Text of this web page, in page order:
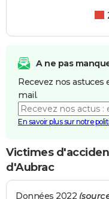
A ne pas
Recevez nos
mail.
En savoir plus sur notre
Victimes
d'Aubrac
Données 2022